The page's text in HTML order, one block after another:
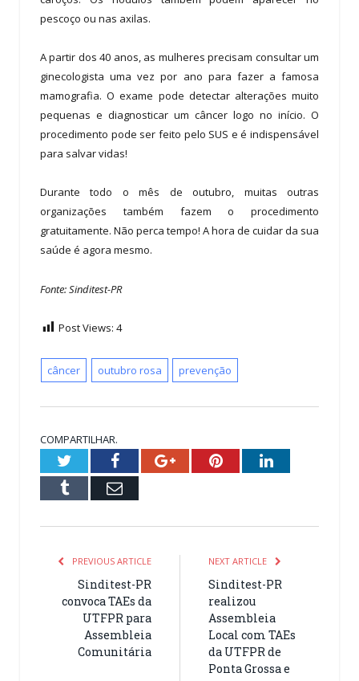
pescoço ou nas axilas.
A partir dos 40 anos, as mulheres precisam consultar um
ginecologista uma vez por ano para fazer a famosa
mamografia. O exame pode detectar alterações muito
pequenas e diagnosticar um câncer logo no início. O
procedimento pode ser feito pelo SUS e é indispensável
para salvar vidas!
Durante todo o mês de outubro, muitas outras
organizações também fazem o procedimento
gratuitamente. Não perca tempo! A hora de cuidar da sua
saúde é agora mesmo.
Fonte: Sinditest-PR
Post Views: 4
câncer outubro rosa prevenção
COMPARTILHAR.
TwitterFacebookGoogle+PinterestLinkedIn
Tumblr Email
PREVIOUS ARTICLE
Sinditest-PR
convoca TAEs da
UTFPR para
Assembleia
Comunitária
NEXT ARTICLE
Sinditest-PR
realizou
Assembleia
Local com TAEs
da UTFPR de
Ponta Grossa e